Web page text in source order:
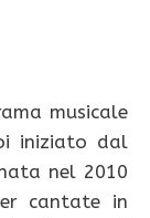
musicale
iniziato dal
nel 2010
cantate in